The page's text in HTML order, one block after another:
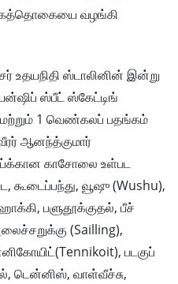
வழங்கி
உதயநிதி ஸ்டாலினின் இன்று
ஸ்பீட் ஸ்கேட்டிங்
1 வெண்கலப் பதங்கம்
ஆனந்த்குமார்
காசோலை உள்பட
கூடைப்பந்து, வூஷு (Wushu),
பளுதூக்குதல், பீச்
(Sailling),
படகுப்
டென்னிஸ், வாள்வீச்சு,